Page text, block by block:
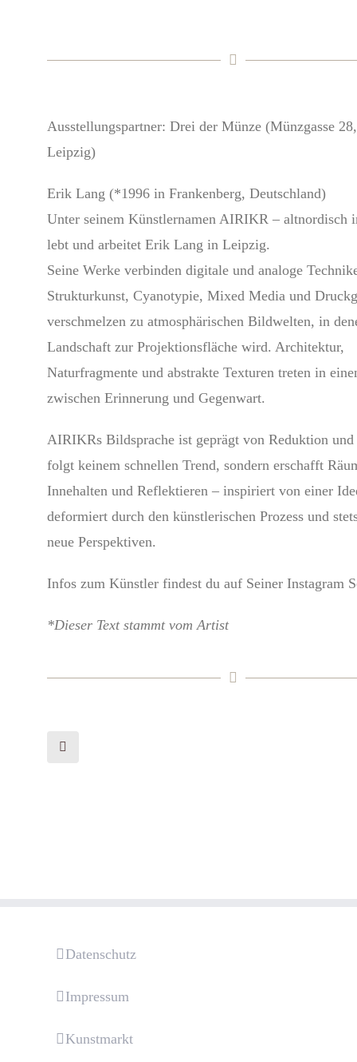
Ausstellungspartner: Drei der Münze (Münzgasse
Leipzig)
Erik Lang (*1996 in Frankenberg, Deutschland)
Unter seinem Künstlernamen AIRIKR – altnordisch
lebt und arbeitet Erik Lang in Leipzig.
Seine Werke verbinden digitale und analoge
Strukturkunst, Cyanotypie, Mixed Media und
verschmelzen zu atmosphärischen Bildwelten, in
Landschaft zur Projektionsfläche wird. Architektur,
Naturfragmente und abstrakte Texturen treten in
zwischen Erinnerung und Gegenwart.
AIRIKRs Bildsprache ist geprägt von Reduktion und
folgt keinem schnellen Trend, sondern erschafft
Innehalten und Reflektieren – inspiriert von einer
deformiert durch den künstlerischen Prozess und
neue Perspektiven.
Infos zum Künstler findest du auf Seiner Instagram
*Dieser Text stammt vom Artist
Datenschutz
Impressum
Kunstmarkt